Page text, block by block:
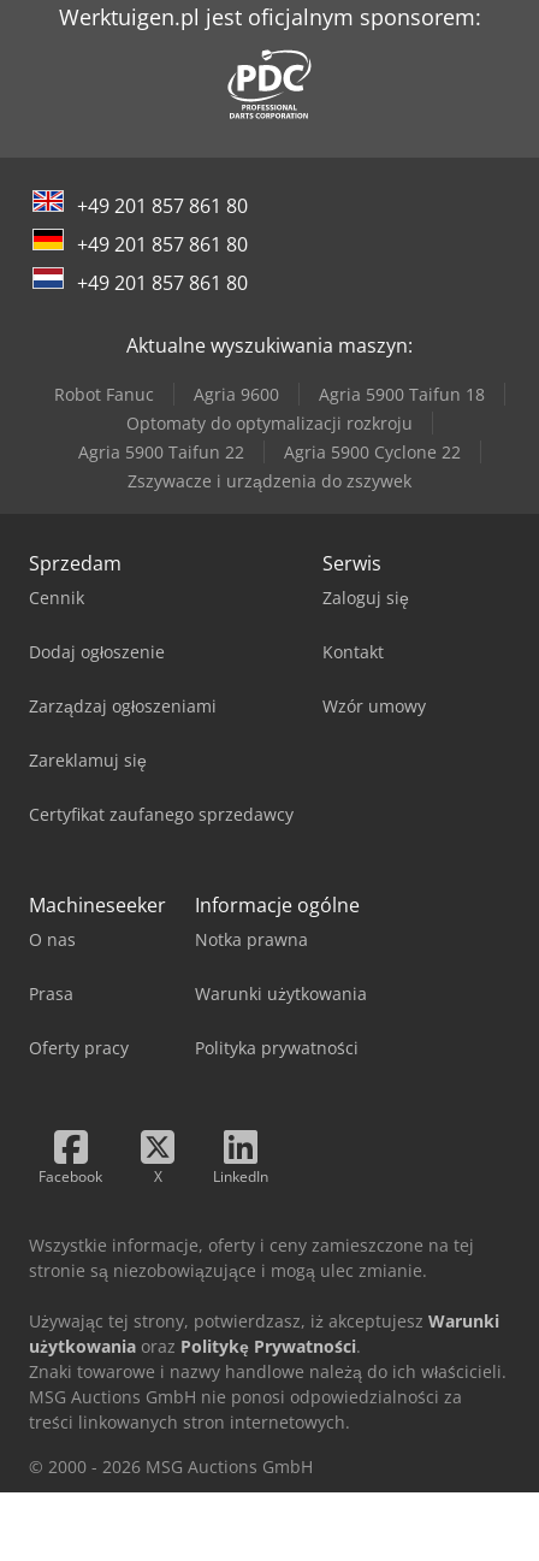
Werktuigen.pl jest oficjalnym sponsorem:
+49 201 857 861 80
+49 201 857 861 80
+49 201 857 861 80
Aktualne wyszukiwania maszyn:
Robot Fanuc Agria 9600
Agria 5900 Taifun 18
Optomaty do optymalizacji rozkroju
Agria 5900 Taifun 22
Agria 5900 Cyclone 22
Zszywacze i urządzenia do zszywek
Sprzedam
Cennik
Dodaj ogłoszenie
Zarządzaj ogłoszeniami
Zareklamuj się
Certyfikat zaufanego sprzedawcy
Serwis
Zaloguj się
Kontakt
Wzór umowy
Machineseeker
O nas
Prasa
Oferty pracy
Informacje ogólne
Notka prawna
Warunki użytkowania
Polityka prywatności
Facebook X LinkedIn
Wszystkie informacje, oferty i ceny zamieszczone na tej
stronie są niezobowiązujące i mogą ulec zmianie.
Używając tej strony, potwierdzasz, iż akceptujesz Warunki
użytkowania oraz Politykę Prywatności.
Znaki towarowe i nazwy handlowe należą do ich właścicieli.
MSG Auctions GmbH nie ponosi odpowiedzialności za
treści linkowanych stron internetowych.
© 2000 - 2026 MSG Auctions GmbH